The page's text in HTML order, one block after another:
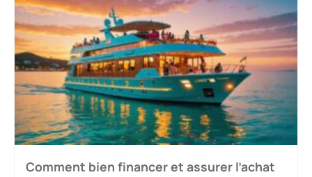
Comment bien financer et assurer l’achat